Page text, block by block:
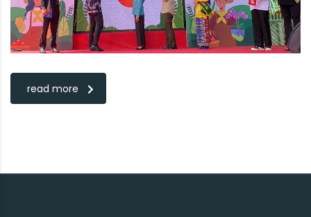
read more